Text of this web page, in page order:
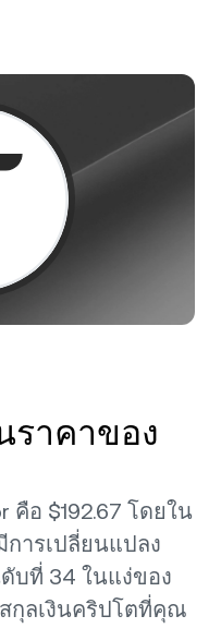
1.74%
ราคาของ
คือ $192.67 โดยใน
ารเปลี่ยนแปลง
ดับที่ 34 ในแง่ของ
กุลเงินคริปโตที่คุณ